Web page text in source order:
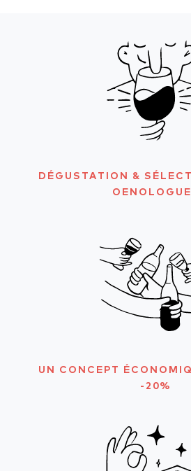
DÉGUSTATION &
UN CONCEPT
-20%